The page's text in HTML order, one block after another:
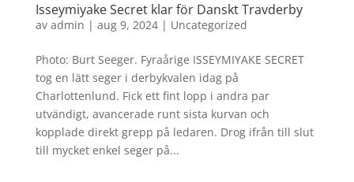
Isseymiyake Secret klar för Danskt Travderby
av admin | aug 9, 2024| Uncategorized
Photo: Burt Seeger. Fyraårige ISSEYMIYAKE SECRET
tog en lätt seger i derbykvalen idag på
Charlottenlund. Fick ett fint lopp i andra par
utvändigt, avancerade runt sista kurvan och
kopplade direkt grepp på ledaren. Drog ifrån till slut
till mycket enkel seger på...